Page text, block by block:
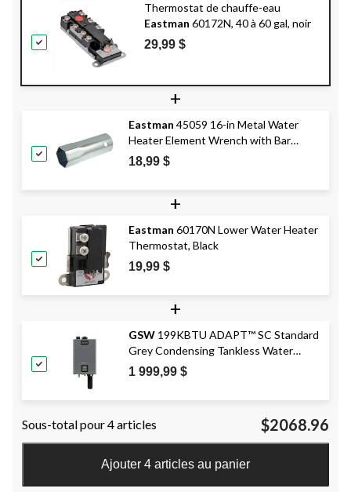
Thermostat de chauffe-eau
Eastman 60172N, 40 à 60 gal, noir
29,99 $
+
Eastman 45059 16-in Metal Water
Heater Element Wrench with Bar
Handle, Silver
18,99 $
+
Eastman 60170N Lower Water Heater
Thermostat, Black
19,99 $
+
GSW 199KBTU ADAPT™ SC Standard
Grey Condensing Tankless Water
Heater with X3 Scale Protection
1 999,99 $
Sous-total pour 4 articles $2068.96
Ajouter 4 articles au panier